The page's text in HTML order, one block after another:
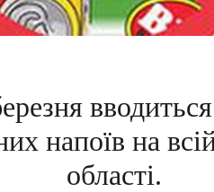
напоїв на
області.